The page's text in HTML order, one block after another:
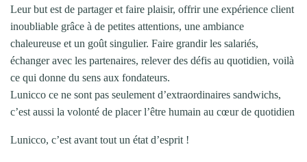
Leur but est de partager et faire plaisir, offrir une expérience client
inoubliable grâce à de petites attentions, une ambiance
chaleureuse et un goût singulier. Faire grandir les salariés,
échanger avec les partenaires, relever des défis au quotidien, voilà
ce qui donne du sens aux fondateurs.
Lunicco ce ne sont pas seulement d’extraordinaires sandwichs,
c’est aussi la volonté de placer l’être humain au cœur de quotidien
Lunicco, c’est avant tout un état d’esprit !